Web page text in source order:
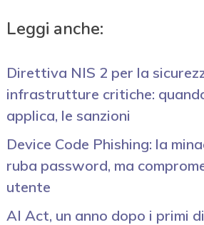
Leggi anche:
Direttiva NIS 2 per la
infrastrutture critiche:
applica, le sanzioni
Device Code Phishing: la
ruba password, ma
utente
AI Act, un anno dopo i primi